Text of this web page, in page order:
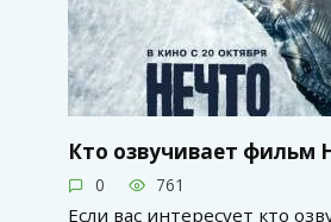
Кто озвучивает фильм
0 761
Если вас интересует кто